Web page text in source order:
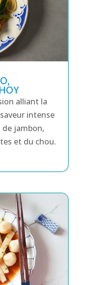
alliant la
intense
jambon,
et du chou.